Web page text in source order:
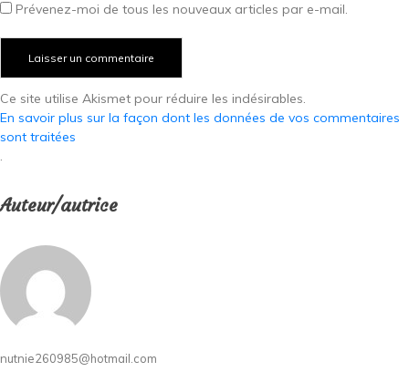
Prévenez-moi de tous les nouveaux articles par e-mail.
Ce site utilise Akismet pour réduire les indésirables.
En savoir plus sur la façon dont les données de vos commentaires
sont traitées
.
Auteur/autrice
nutnie260985@hotmail.com